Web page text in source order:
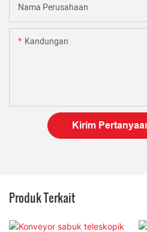
Nama Perusahaan
Kandungan
Kirim
Produk Terkait